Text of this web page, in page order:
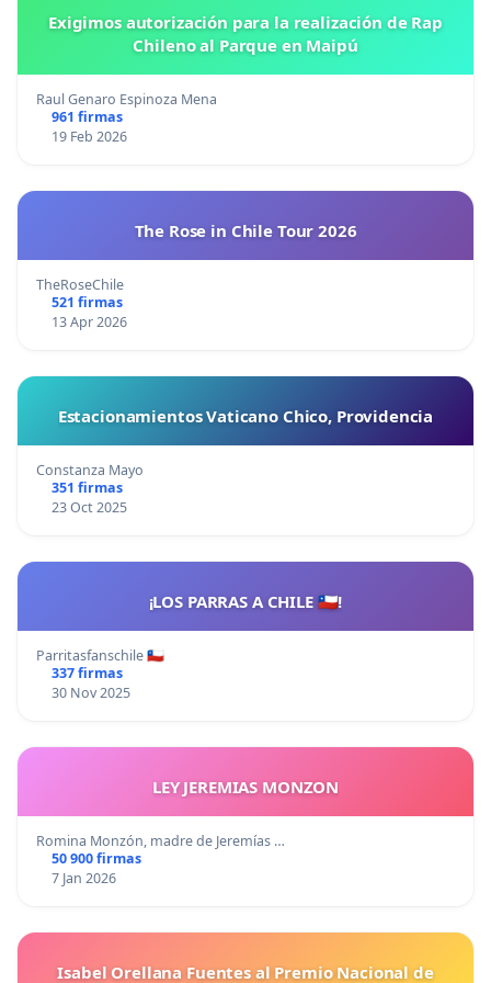
Exigimos autorización para la realización de Rap
Chileno al Parque en Maipú
Raul Genaro Espinoza Mena
961 firmas
19 Feb 2026
The Rose in Chile Tour 2026
TheRoseChile
521 firmas
13 Apr 2026
Estacionamientos Vaticano Chico, Providencia
Constanza Mayo
351 firmas
23 Oct 2025
¡LOS PARRAS A CHILE 🇨🇱!
Parritasfanschile 🇨🇱
337 firmas
30 Nov 2025
LEY JEREMIAS MONZON
Romina Monzón, madre de Jeremías …
50 900 firmas
7 Jan 2026
Isabel Orellana Fuentes al Premio Nacional de